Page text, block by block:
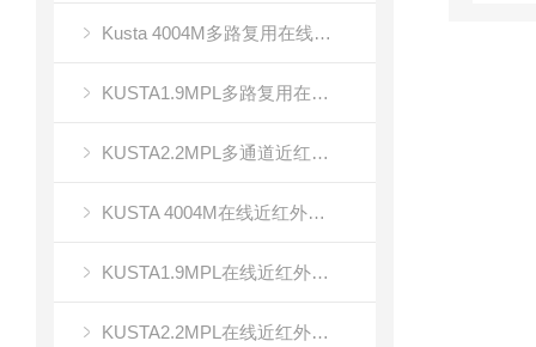
Kusta 4004M多路复用在线近红外光谱成像
KUSTA1.9MPL多路复用在线近红外光谱仪
KUSTA2.2MPL多通道近红外光谱成像
KUSTA 4004M在线近红外多路复用光谱仪
KUSTA1.9MPL在线近红外光谱仪
KUSTA2.2MPL在线近红外多通道光谱仪